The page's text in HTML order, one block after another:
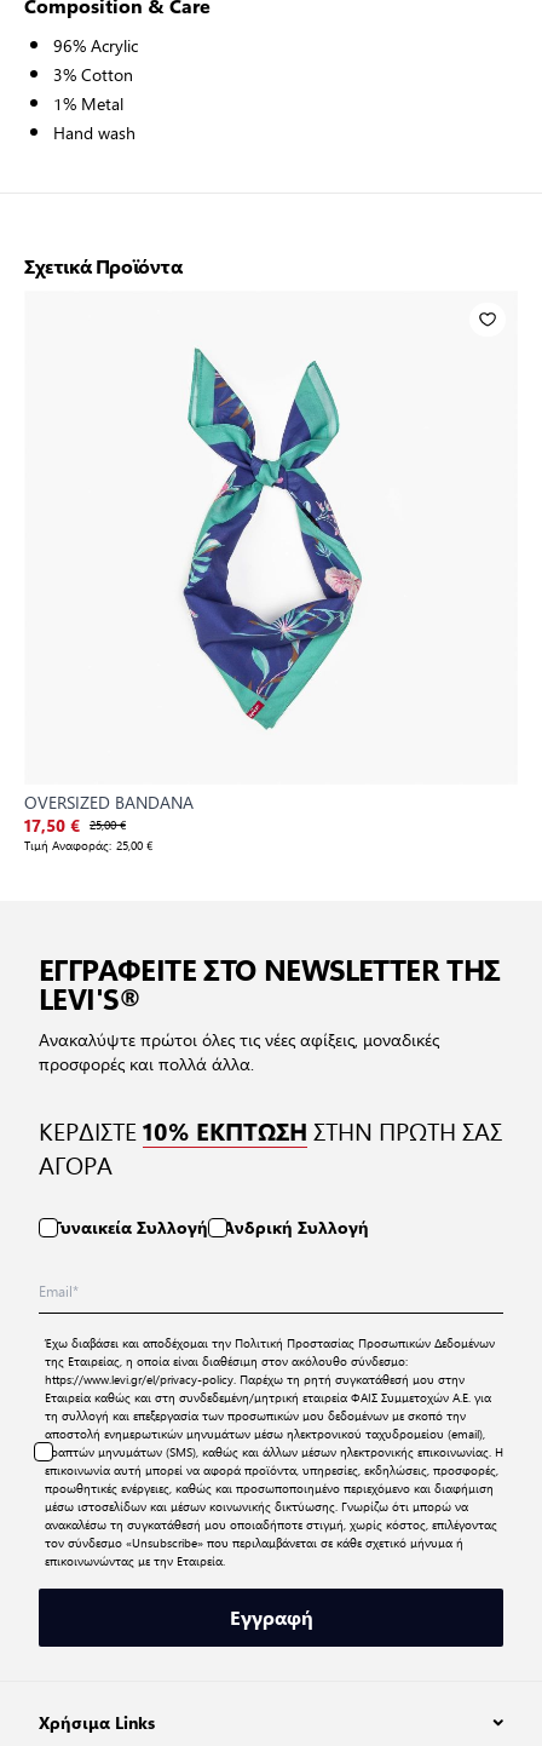
Composition & Care
96% Acrylic
3% Cotton
1% Metal
Hand wash
Σχετικά Προϊόντα
OVERSIZED BANDANA
17,50 € 25,00 €
Τιμή Αναφοράς: 25,00 €
ΕΓΓΡΑΦΕΙΤΕ ΣΤΟ NEWSLETTER ΤΗΣ
LEVI'S®
Ανακαλύψτε πρώτοι όλες τις νέες αφίξεις, μοναδικές
προσφορές και πολλά άλλα.
ΚΕΡΔΙΣΤΕ10% ΕΚΠΤΩΣΗ ΣΤΗΝ ΠΡΩΤΗ ΣΑΣ
ΑΓΟΡΑ
Γυναικεία Συλλογή Ανδρική Συλλογή
Έχω διαβάσει και αποδέχομαι την Πολιτική Προστασίας Προσωπικών Δεδομένων
της Εταιρείας, η οποία είναι διαθέσιμη στον ακόλουθο σύνδεσμο:
https://www.levi.gr/el/privacy-policy. Παρέχω τη ρητή συγκατάθεσή μου στην
Εταιρεία καθώς και στη συνδεδεμένη/μητρική εταιρεία ΦΑΙΣ Συμμετοχών Α.Ε. για
τη συλλογή και επεξεργασία των προσωπικών μου δεδομένων με σκοπό την
αποστολή ενημερωτικών μηνυμάτων μέσω ηλεκτρονικού ταχυδρομείου (email),
γραπτών μηνυμάτων (SMS), καθώς και άλλων μέσων ηλεκτρονικής επικοινωνίας. Η
επικοινωνία αυτή μπορεί να αφορά προϊόντα, υπηρεσίες, εκδηλώσεις, προσφορές,
προωθητικές ενέργειες, καθώς και προσωποποιημένο περιεχόμενο και διαφήμιση
μέσω ιστοσελίδων και μέσων κοινωνικής δικτύωσης. Γνωρίζω ότι μπορώ να
ανακαλέσω τη συγκατάθεσή μου οποιαδήποτε στιγμή, χωρίς κόστος, επιλέγοντας
τον σύνδεσμο «Unsubscribe» που περιλαμβάνεται σε κάθε σχετικό μήνυμα ή
επικοινωνώντας με την Εταιρεία.
Εγγραφή
Χρήσιμα Links